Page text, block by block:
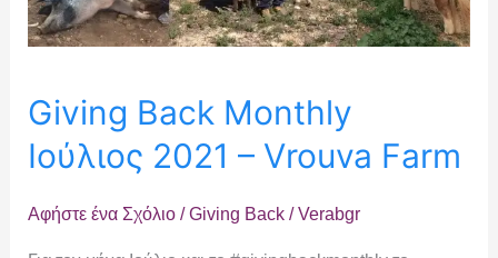
Giving Back Monthly
Ιούλιος 2021 – Vrouva Farm
Αφήστε ένα Σχόλιο /Giving Back/Verabgr